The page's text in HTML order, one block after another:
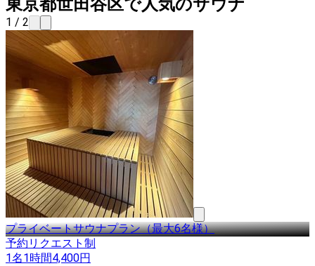
東京都世田谷区で人気のサウナ
1 / 2
プライベートサウナプラン（最大6名様）
予約リクエスト制
1名1時間4,400円